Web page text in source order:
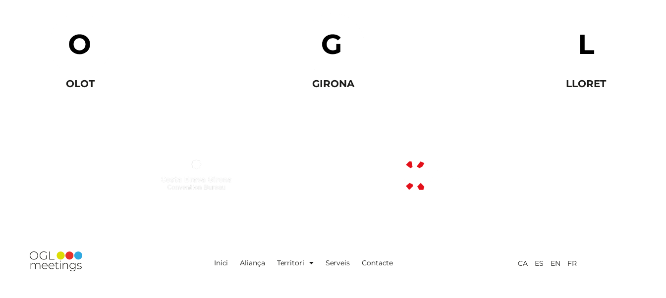
OLOT GIRONA LLORET
Inici Aliança Territori Serveis Contacte CA ES EN FR